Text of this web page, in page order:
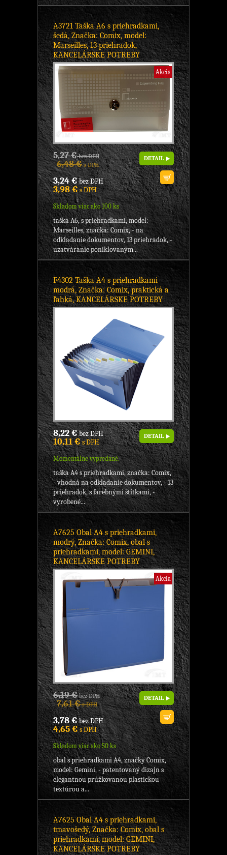
A3721 Taška A6 s priehradkami,
šedá, Značka: Comix, model:
Marseilles, 13 priehradok,
KANCELÁRSKE POTREBY
Akcia
5,27 €bez DPH
6,48 €s DPH
3,24 €bez DPH
3,98 €s DPH
Skladom viac ako 100 ks
DETAIL
taška A6, s priehradkami, model:
Marseilles, značka: Comix, - na
odkladanie dokumentov, 13 priehradok, -
uzatváranie poniklovaným...
F4302 Taška A4 s priehradkami
modrá, Značka: Comix, praktická a
ľahká, KANCELÁRSKE POTREBY
8,22 €bez DPH
10,11 €s DPH
Momentálne vypredané.
DETAIL
taška A4 s priehradkami, značka: Comix,
- vhodná na odkladanie dokumentov, - 13
priehradok, s farebnými štítkami, -
vyrobené...
A7625 Obal A4 s priehradkami,
modrý, Značka: Comix, obal s
priehradkami, model: GEMINI,
KANCELÁRSKE POTREBY
Akcia
6,19 €bez DPH
7,61 €s DPH
3,78 €bez DPH
4,65 €s DPH
Skladom viac ako 50 ks
DETAIL
obal s priehradkami A4, značky Comix,
model: Gemini, - patentovaný dizajn s
elegantnou prúžkovanou plastickou
textúrou a...
A7625 Obal A4 s priehradkami,
tmavošedý, Značka: Comix, obal s
priehradkami, model: GEMINI,
KANCELÁRSKE POTREBY